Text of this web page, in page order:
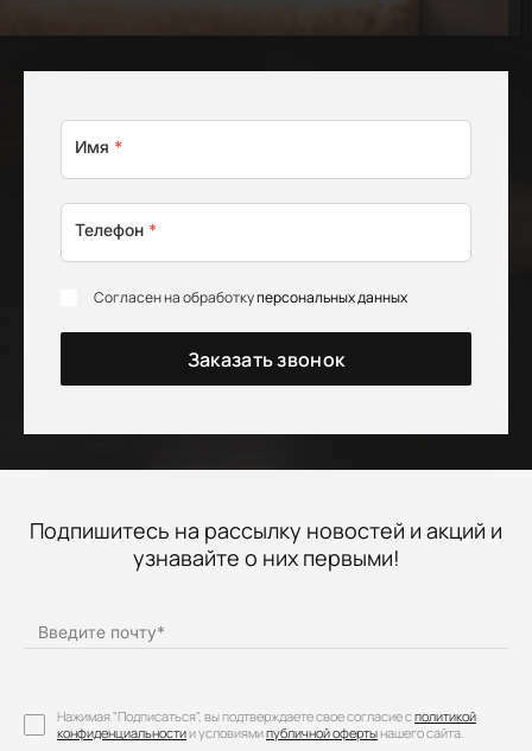
Имя *
Телефон *
Согласен на обработкуперсональных данных
Заказать звонок
Подпишитесь на рассылку новостей и акций и
узнавайте о них первыми!
Введите почту*
Нажимая "Подписаться", вы подтверждаете свое согласие сполитикой
конфиденциальностии условиямипубличной офертынашего сайта.